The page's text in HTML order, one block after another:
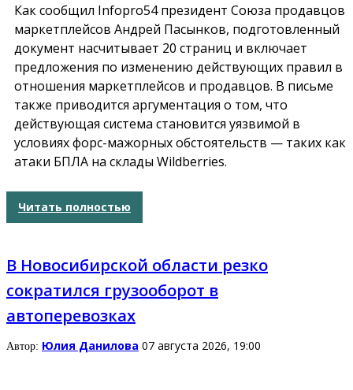
Как сообщил Infopro54президент Союза продавцов
маркетплейсов Андрей Пасынков, подготовленный
документ насчитывает 20 страниц и включает
предложения по изменению действующих правил в
отношения маркетплейсов и продавцов. В письме
также приводится аргументация о том, что
действующая система становится уязвимой в
условиях форс-мажорных обстоятельств — таких как
атаки БПЛА на склады Wildberries.
Читать полностью
В Новосибирской области резко
сократился грузооборот в
автоперевозках
Автор: Юлия Данилова 07 августа 2026, 19:00